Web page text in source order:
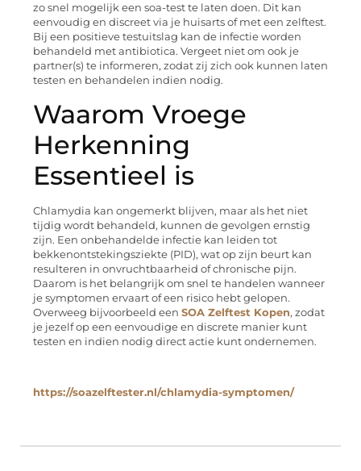
zo snel mogelijk een soa-test te laten doen. Dit kan
eenvoudig en discreet via je huisarts of met een zelftest.
Bij een positieve testuitslag kan de infectie worden
behandeld met antibiotica. Vergeet niet om ook je
partner(s) te informeren, zodat zij zich ook kunnen laten
testen en behandelen indien nodig.
Waarom Vroege
Herkenning
Essentieel is
Chlamydia kan ongemerkt blijven, maar als het niet
tijdig wordt behandeld, kunnen de gevolgen ernstig
zijn. Een onbehandelde infectie kan leiden tot
bekkenontstekingsziekte (PID), wat op zijn beurt kan
resulteren in onvruchtbaarheid of chronische pijn.
Daarom is het belangrijk om snel te handelen wanneer
je symptomen ervaart of een risico hebt gelopen.
Overweeg bijvoorbeeld een SOA Zelftest Kopen, zodat
je jezelf op een eenvoudige en discrete manier kunt
testen en indien nodig direct actie kunt ondernemen.
https://soazelftester.nl/chlamydia-symptomen/